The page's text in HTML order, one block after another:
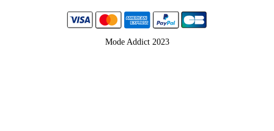
Mode Addict 2023